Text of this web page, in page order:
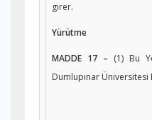
girer.
Yürütme
MADDE 17 – (1) Bu
Dumlupınar